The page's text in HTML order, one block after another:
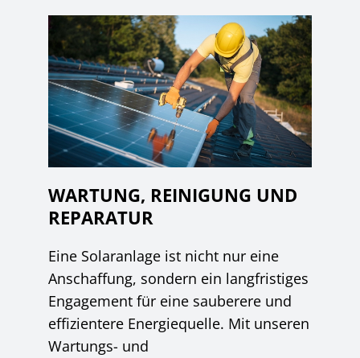
WARTUNG, REINIGUNG UND
REPARATUR
Eine Solaranlage ist nicht nur eine
Anschaffung, sondern ein langfristiges
Engagement für eine sauberere und
effizientere Energiequelle. Mit unseren
Wartungs- und